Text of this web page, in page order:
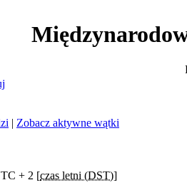
| Zobacz aktywne wątki
+ 2 [czas letni (DST)]